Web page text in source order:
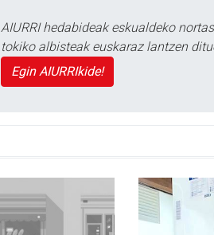
AIURRI hedabideak eskualdeko
tokiko albisteak euskaraz lantzen
Egin AIURRIkide!